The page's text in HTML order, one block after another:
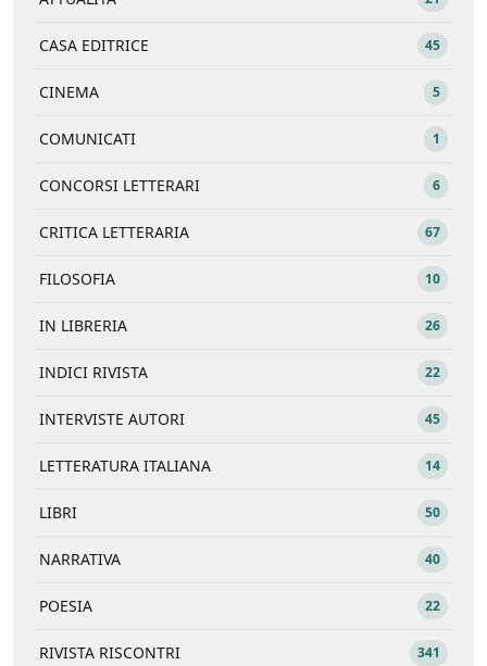
CASA EDITRICE 45
CINEMA 5
COMUNICATI 1
CONCORSI LETTERARI 6
CRITICA LETTERARIA 67
FILOSOFIA 10
IN LIBRERIA 26
INDICI RIVISTA 22
INTERVISTE AUTORI 45
LETTERATURA ITALIANA 14
LIBRI 50
NARRATIVA 40
POESIA 22
RIVISTA RISCONTRI 341